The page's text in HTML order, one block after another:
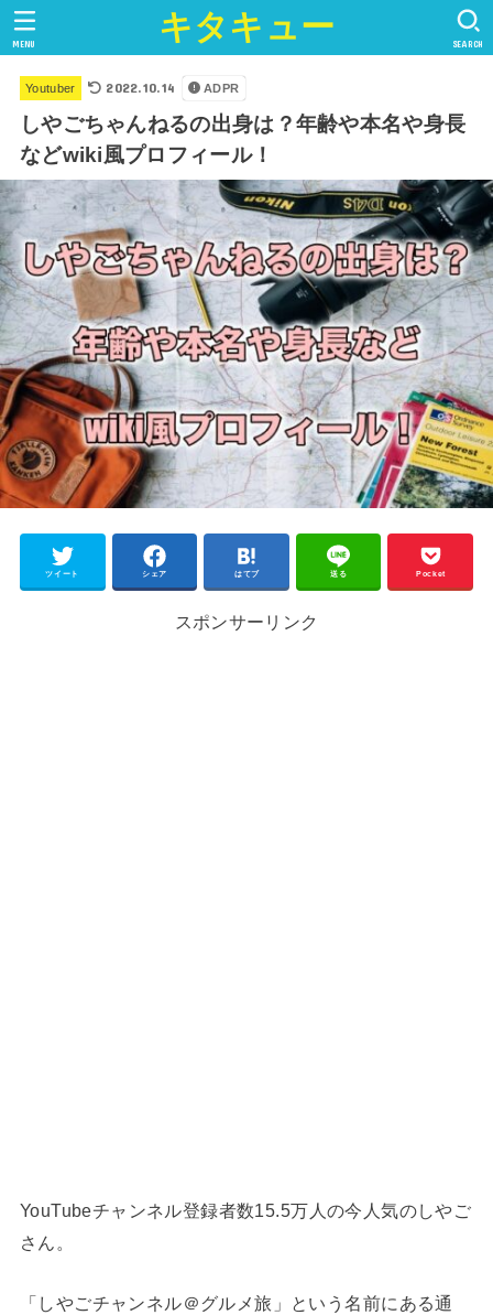
キタキュー SEARCH
MENU
Youtuber 2022.10.14 ADPR
しやごちゃんねるの出身は？年齢や本名や身長
などwiki風プロフィール！
ツイート シェア はてブ 送る Pocket
スポンサーリンク
YouTubeチャンネル登録者数15.5万人の今人気のしやご
さん。
「しやごチャンネル＠グルメ旅」という名前にある通